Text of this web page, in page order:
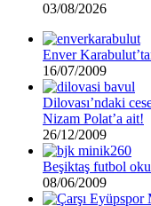
03/08/2026
Enver
16/07/2009
Dilovası’ndaki
Nizam Polat’a ait!
26/12/2009
Beşiktaş futbol
08/06/2009